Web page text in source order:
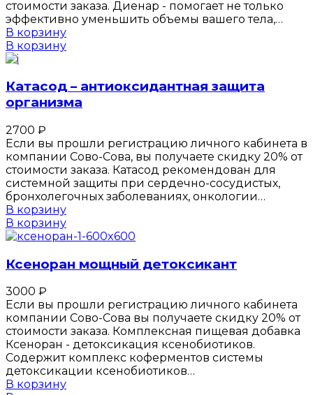
стоимости заказа. Диенар - помогает не только
эффективно уменьшить объемы вашего тела,…
В корзину
В корзину
Катасод – антиоксидантная защита
организма
2700 ₽
Если вы прошли регистрацию личного кабинета в
компании Сово-Сова, вы получаете скидку 20% от
стоимости заказа. Катасод рекомендован для
системной защиты при сердечно-сосудистых,
бронхолегочных заболеваниях, онкологии…
В корзину
В корзину
Ксеноран мощный детоксикант
3000 ₽
Если вы прошли регистрацию личного кабинета
компании Сово-Сова вы получаете скидку 20% от
стоимости заказа. Комплексная пищевая добавка
Ксеноран - детоксикация ксенобиотиков.
Содержит комплекс коферментов системы
детоксикации ксенобиотиков…
В корзину